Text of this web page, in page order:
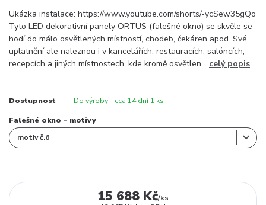
Ukázka instalace: https://www.youtube.com/shorts/-ycSew35gQo
Tyto LED dekorativní panely ORTUS (falešné okno) se skvěle se
hodí do málo osvětlených místností, chodeb, čekáren apod. Své
uplatnění ale naleznou i v kancelářích, restauracích, salóncích,
recepcích a jiných místnostech, kde kromě osvětlen... celý popis
Dostupnost Do výroby - cca 14 dní 1 ks
Falešné okno - motivy
15 688 Kč/ks